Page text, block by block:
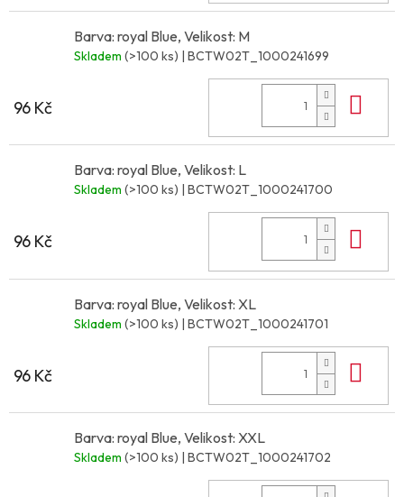
Barva: royal Blue, Velikost: M
Skladem (>100 ks) | BCTW02T_1000241699
96 Kč
Barva: royal Blue, Velikost: L
Skladem (>100 ks) | BCTW02T_1000241700
96 Kč
Barva: royal Blue, Velikost: XL
Skladem (>100 ks) | BCTW02T_1000241701
96 Kč
Barva: royal Blue, Velikost: XXL
Skladem (>100 ks) | BCTW02T_1000241702